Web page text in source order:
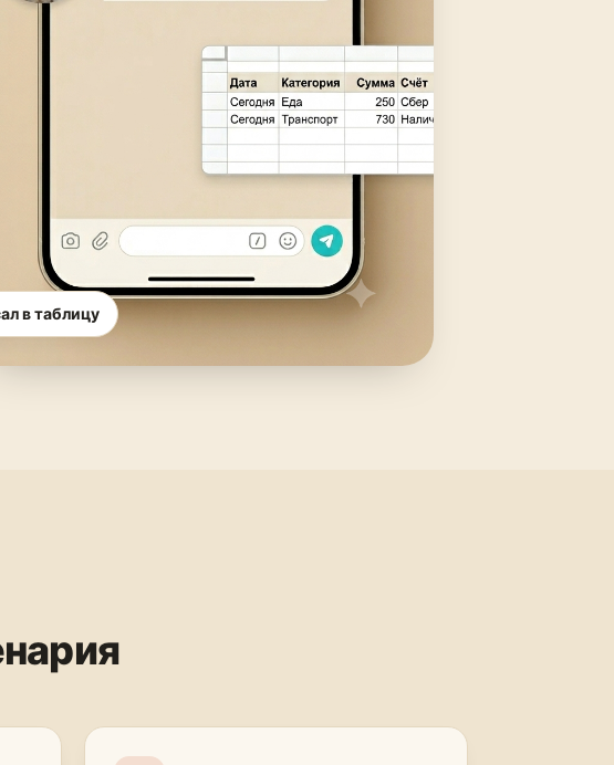
в таблицу